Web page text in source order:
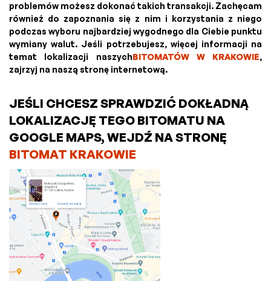
problemów możesz dokonać takich transakcji. Zachęcam
również do zapoznania się z nim i korzystania z niego
podczas wyboru najbardziej wygodnego dla Ciebie punktu
wymiany walut. Jeśli potrzebujesz, więcej informacji na
temat lokalizacji naszychBITOMATÓW W KRAKOWIE,
zajrzyj na naszą stronę internetową.
JEŚLI CHCESZ SPRAWDZIĆ DOKŁADNĄ
LOKALIZACJĘ TEGO BITOMATU NA
GOOGLE MAPS, WEJDŹ NA STRONĘ
BITOMAT KRAKOWIE